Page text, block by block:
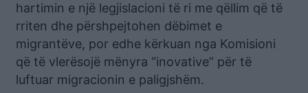
hartimin e një legjislacioni të ri me qëllim që të
rriten dhe përshpejtohen dëbimet e
migrantëve, por edhe kërkuan nga Komisioni
që të vlerësojë mënyra “inovative” për të
luftuar migracionin e paligjshëm.